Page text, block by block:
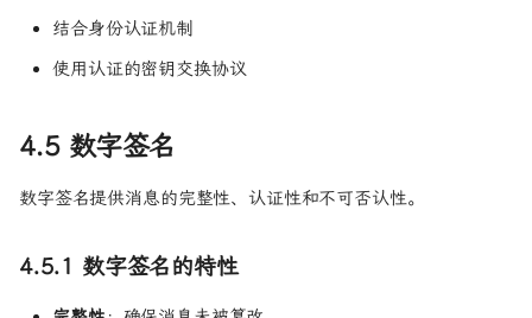
结合身份认证机制
使用认证的密钥交换协议
4.5 数字签名
数字签名提供消息的完整性、认证性和不可否认性。
4.5.1 数字签名的特性